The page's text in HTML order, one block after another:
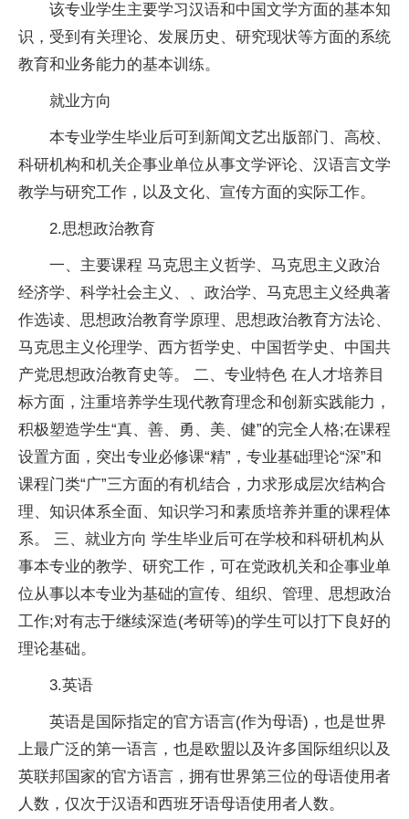
该专业学生主要学习 汉语和中国文学方面的基本知
识，受到有关理论、发展历史、研究现状等方面的系统
教育和业务能力的基本训练。
就业方向
本专业学生毕业后可到新闻文艺出版部门、高校、
科研机构和机关企事业单位从事文学评论、汉语言文学
教学与研究工作，以及文化、宣传方面的实际工作。
2.思想政治教育
一、主要课程 马克思主义哲学、马克思主义政治
经济学、科学社会主义 、、政治学、马克思主义经典著
作选读、思想政治教育学原理、思想政治教育方法论、
马克思主义伦理学、西方哲学史、中国哲学史、中国共
产党思想政治教育史等。 二、专业特色 在人才培养目
标方面，注重培养学生现代教育理念和创新实践能力，
积极塑造学生“真、善、勇、美、健”的完全人格;在课程
设置方面，突出专业必修课“精”，专业基础理论“深”和
课程门类“广”三方面的有机结合，力求形成层次结构合
理、知识体系全面、知识学习 和素质培养并重的课程体
系。 三、就业方向 学生毕业后可在学校和科研机构从
事本专业的教学、研究工作，可在党政机关和企事业单
位从事以本专业为基础的宣传、组织、管理、思想政治
工作;对有志于继续深造(考研等)的学生可以打下良好的
理论基础。
3.英语
英语是国际指定的官方语言(作为母语)，也是世界
上最广泛的第一语言，也是欧盟以及许多国际组织以及
英联邦 国家的官方语言，拥有世界第三位的母语使用者
人数，仅次于汉语和西班牙语母语使用者人数。